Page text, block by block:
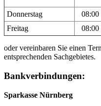
Donnerstag 08:00
Freitag
08:00
oder vereinbaren Sie einen
entsprechenden Sachgebietes.
Bankverbindungen:
Sparkasse Nürnberg